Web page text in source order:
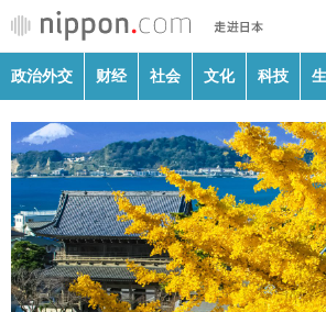
政治外交
财经
政治外交 财经 社会 文化 科技